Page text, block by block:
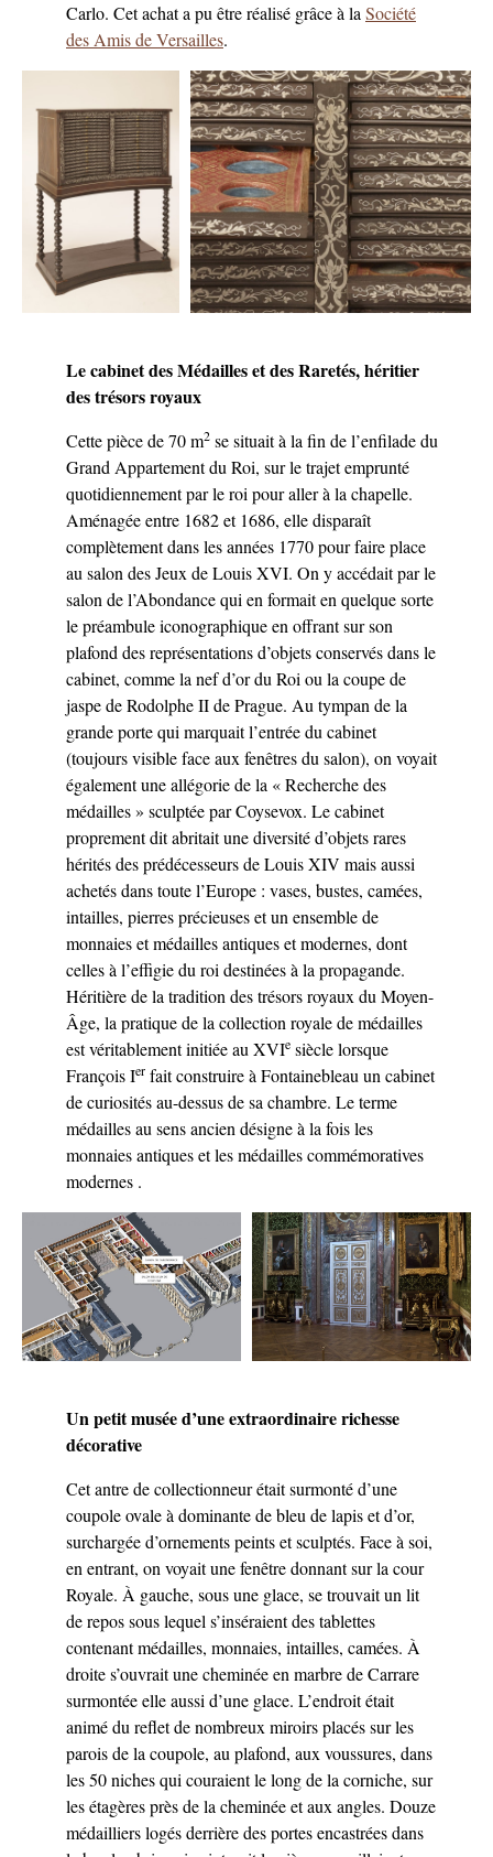
Carlo. Cet achat a pu être réalisé grâce à laSociété
des Amis de Versailles.
Le cabinet des Médailles et des Raretés, héritier
des trésors royaux
Cette pièce de 70 m2 se situait à la fin de l’enfilade du
Grand Appartement du Roi, sur le trajet emprunté
quotidiennement par le roi pour aller à la chapelle.
Aménagée entre 1682 et 1686, elle disparaît
complètement dans les années 1770 pour faire place
au salon des Jeux de Louis XVI. On y accédait par le
salon de l’Abondance qui en formait en quelque sorte
le préambule iconographique en offrant sur son
plafond des représentations d’objets conservés dans le
cabinet, comme la nef d’or du Roi ou la coupe de
jaspe de Rodolphe II de Prague. Au tympan de la
grande porte qui marquait l’entrée du cabinet
(toujours visible face aux fenêtres du salon), on voyait
également une allégorie de la « Recherche des
médailles » sculptée par Coysevox. Le cabinet
proprement dit abritait une diversité d’objets rares
hérités des prédécesseurs de Louis XIV mais aussi
achetés dans toute l’Europe : vases, bustes, camées,
intailles, pierres précieuses et un ensemble de
monnaies et médailles antiques et modernes, dont
celles à l’effigie du roi destinées à la propagande.
Héritière de la tradition des trésors royaux du Moyen-
Âge, la pratique de la collection royale de médailles
est véritablement initiée au XVIe siècle lorsque
François Ier fait construire à Fontainebleau un cabinet
de curiosités au-dessus de sa chambre. Le terme
médailles au sens ancien désigne à la fois les
monnaies antiques et les médailles commémoratives
modernes .
Un petit musée d’une extraordinaire richesse
décorative
Cet antre de collectionneur était surmonté d’une
coupole ovale à dominante de bleu de lapis et d’or,
surchargée d’ornements peints et sculptés. Face à soi,
en entrant, on voyait une fenêtre donnant sur la cour
Royale. À gauche, sous une glace, se trouvait un lit
de repos sous lequel s’inséraient des tablettes
contenant médailles, monnaies, intailles, camées. À
droite s’ouvrait une cheminée en marbre de Carrare
surmontée elle aussi d’une glace. L’endroit était
animé du reflet de nombreux miroirs placés sur les
parois de la coupole, au plafond, aux voussures, dans
les 50 niches qui couraient le long de la corniche, sur
les étagères près de la cheminée et aux angles. Douze
médailliers logés derrière des portes encastrées dans